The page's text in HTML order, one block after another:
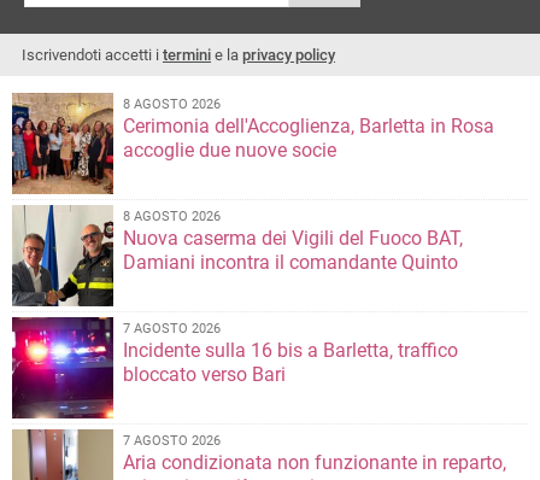
Iscrivendoti accetti i termini e la privacy policy
8 AGOSTO 2026
Cerimonia dell'Accoglienza, Barletta in Rosa
accoglie due nuove socie
8 AGOSTO 2026
Nuova caserma dei Vigili del Fuoco BAT,
Damiani incontra il comandante Quinto
7 AGOSTO 2026
Incidente sulla 16 bis a Barletta, traffico
bloccato verso Bari
7 AGOSTO 2026
Aria condizionata non funzionante in reparto,